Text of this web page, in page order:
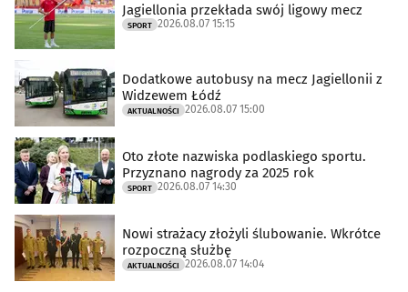
Jagiellonia przekłada swój ligowy mecz
SPORT 2026.08.07 15:15
Dodatkowe autobusy na mecz Jagiellonii z
Widzewem Łódź
AKTUALNOŚCI 2026.08.07 15:00
Oto złote nazwiska podlaskiego sportu.
Przyznano nagrody za 2025 rok
SPORT 2026.08.07 14:30
Nowi strażacy złożyli ślubowanie. Wkrótce
rozpoczną służbę
AKTUALNOŚCI 2026.08.07 14:04